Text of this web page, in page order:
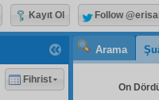
Arama
On
Fihrist
Kayıt Ol Follow